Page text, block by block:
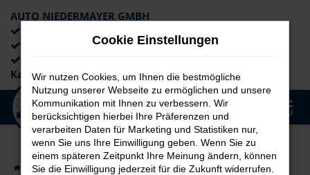
Zum
Hauptinhalt
springen
AUTO NIEDERMAYER GMBH
Lieferung an die Haustür
Kaufabwicklung
MENÜ
Startseite Fürth VW VW T7 Multivan für Fürth Top Angebote
Cookie Einstellungen
Wir nutzen Cookies, um Ihnen die bestmögliche
Nutzung unserer Webseite zu ermöglichen und unsere
Kommunikation mit Ihnen zu verbessern. Wir
berücksichtigen hierbei Ihre Präferenzen und
verarbeiten Daten für Marketing und Statistiken nur,
wenn Sie uns Ihre Einwilligung geben. Wenn Sie zu
einem späteren Zeitpunkt Ihre Meinung ändern, können
Sie die Einwilligung jederzeit für die Zukunft widerrufen.